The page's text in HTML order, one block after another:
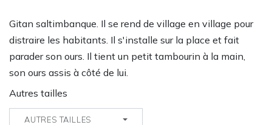
Gitan saltimbanque. Il se rend de village en village pour
distraire les habitants. Il s'installe sur la place et fait
parader son ours. Il tient un petit tambourin à la main,
son ours assis à côté de lui.
Autres tailles
AUTRES TAILLES